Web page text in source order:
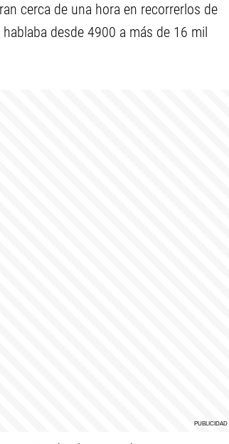
cerca de una hora en recorrerlos de
desde 4900 a más de 16 mil